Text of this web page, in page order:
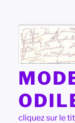
cliquez sur le